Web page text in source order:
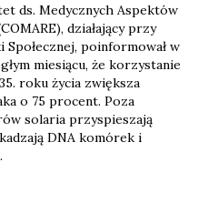
ds. Medycznych Aspektów
działający przy
poinformował w
miesiącu, że korzystanie
roku życia zwiększa
o 75 procent. Poza
solaria przyspieszają
DNA komórek i